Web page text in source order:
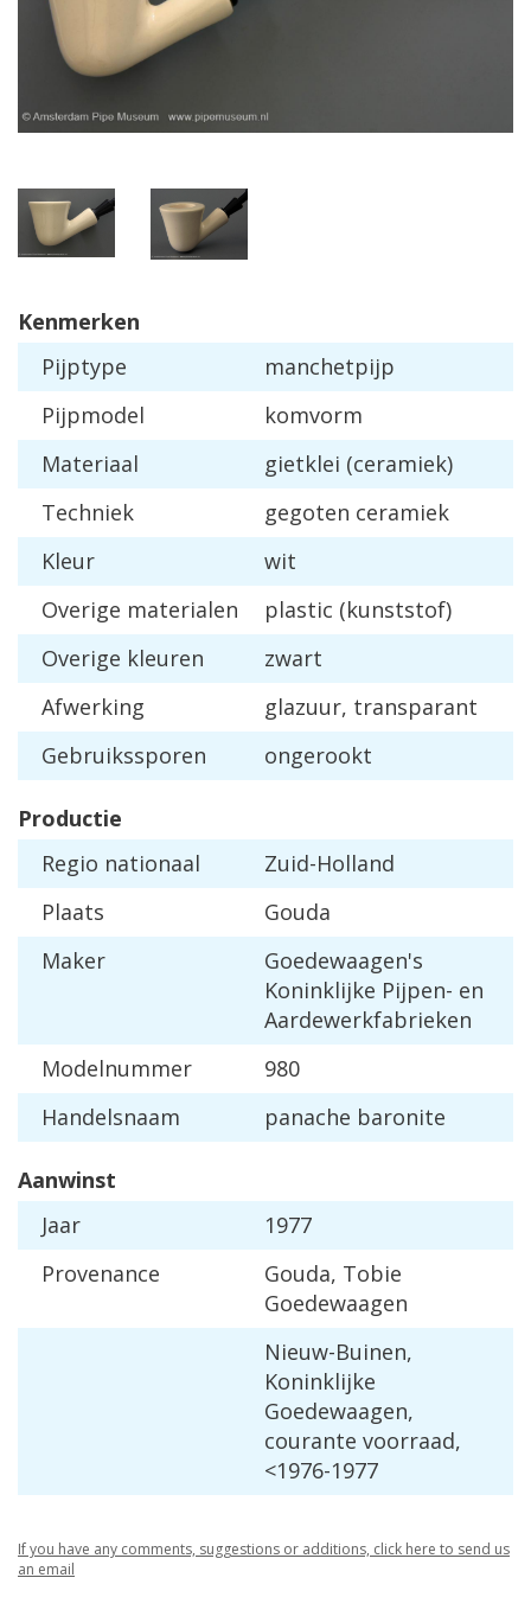
Kenmerken
Pijptype
manchetpijp
Pijpmodel
komvorm
Materiaal
gietklei (ceramiek)
Techniek
gegoten ceramiek
Kleur
wit
Overige materialen
plastic (kunststof)
Overige kleuren
zwart
Afwerking
glazuur, transparant
Gebruikssporen
ongerookt
Productie
Regio nationaal
Zuid-Holland
Plaats
Gouda
Maker
Goedewaagen's
Koninklijke Pijpen- en
Aardewerkfabrieken
Modelnummer
980
Handelsnaam
panache baronite
Aanwinst
Jaar
1977
Provenance
Gouda, Tobie
Goedewaagen
Nieuw-Buinen,
Koninklijke
Goedewaagen,
courante voorraad,
<1976-1977
If you have any comments, suggestions or additions, click here to send us
an email